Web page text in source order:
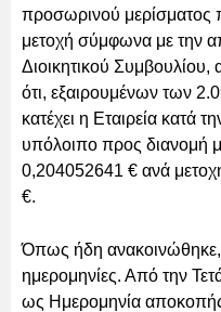
προσωρινού
μετοχή σύμφωνα με την
Διοικητικού
ότι, εξαιρουμένων των
κατέχει η Εταιρεία κατά
υπόλοιπο προς διανομή
0,204052641 € ανά
€.
Όπως ήδη
ημερομηνίες. Από την
ως Ημερομηνία